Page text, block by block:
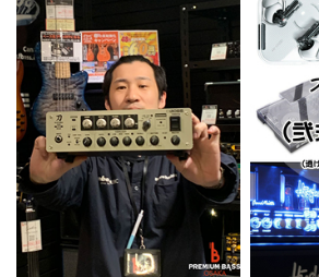
DJ機器
DTM オンライン納品
配信/ライブ機器